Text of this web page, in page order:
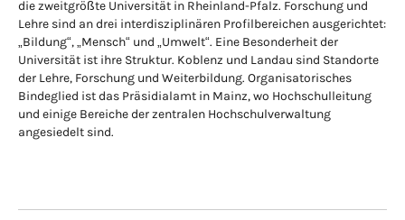
die zweitgrößte Universität in Rheinland-Pfalz. Forschung und
Lehre sind an drei interdisziplinären Profilbereichen ausgerichtet:
„Bildung“, „Mensch“ und „Umwelt“. Eine Besonderheit der
Universität ist ihre Struktur. Koblenz und Landau sind Standorte
der Lehre, Forschung und Weiterbildung. Organisatorisches
Bindeglied ist das Präsidialamt in Mainz, wo Hochschulleitung
und einige Bereiche der zentralen Hochschulverwaltung
angesiedelt sind.